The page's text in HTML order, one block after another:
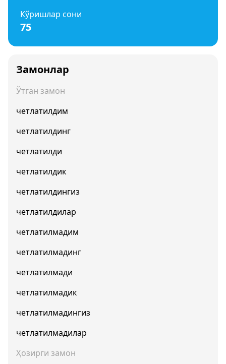
Кўришлар сони
75
Замонлар
Ўтган замон
четлатилдим
четлатилдинг
четлатилди
четлатилдик
четлатилдингиз
четлатилдилар
четлатилмадим
четлатилмадинг
четлатилмади
четлатилмадик
четлатилмадингиз
четлатилмадилар
Ҳозирги замон